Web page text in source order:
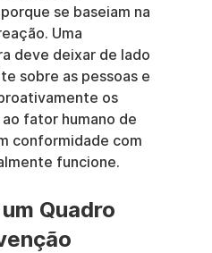
se baseiam na
Uma
deve deixar de lado
sobre as pessoas e
os
fator humano de
conformidade com
funcione.
Quadro